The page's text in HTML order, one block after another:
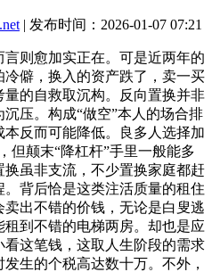
| 发布时间：2026-01-07 07:21
则愈加实正在。可是近两年的
僻，换入的资产跌了，卖一买
的自救取沉构。反向置换并非
压。构成“做空”本人的场合排
反而可能降低。良多人选择加
但颠末“降杠杆”手里一般能多
虽非支流，不少置换家庭都赶
背后恰是这类注活质量的租住
出不错的价钱，无论是白叟逃
到不错的电梯两房。却也是应
这笔钱，这取人生阶段的需求
生的个税高达数十万。不外，